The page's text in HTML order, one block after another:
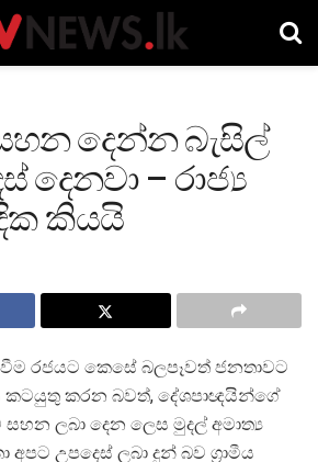
දෙන්න බැසිල්
දෙනවා – රාජ්‍ය
කියයි
රජයට කෙසේ බලපෑවත් ජනතාවට
කටයුතු කරන බවත්, දේශපාඥයින්ගේ
ලබා දෙන ලෙස මුදල් අමාත්‍ය
අපට උපදෙස් ලබා දුන් බව ග්‍රාමීය